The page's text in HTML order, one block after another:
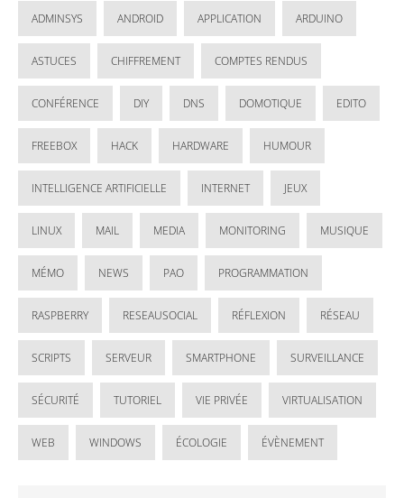
ADMINSYS ANDROID APPLICATION ARDUINO
ASTUCES CHIFFREMENT COMPTES RENDUS
CONFÉRENCE DIY DNS DOMOTIQUE EDITO
FREEBOX HACK HARDWARE HUMOUR
INTELLIGENCE ARTIFICIELLE INTERNET JEUX
LINUX MAIL MEDIA MONITORING MUSIQUE
MÉMO NEWS PAO PROGRAMMATION
RASPBERRY RESEAUSOCIAL RÉFLEXION RÉSEAU
SCRIPTS SERVEUR SMARTPHONE SURVEILLANCE
SÉCURITÉ TUTORIEL VIE PRIVÉE VIRTUALISATION
WEB WINDOWS ÉCOLOGIE ÉVÈNEMENT